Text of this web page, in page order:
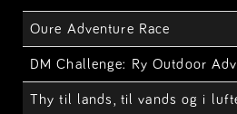
Oure Adventure Race
DM Challenge: Ry Outdoor
Thy til lands, til vands og i